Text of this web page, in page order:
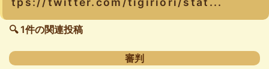
🔍 1件の関連投稿
審判